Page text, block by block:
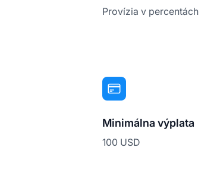
Provízia v percentách
Minimálna výplata
100 USD